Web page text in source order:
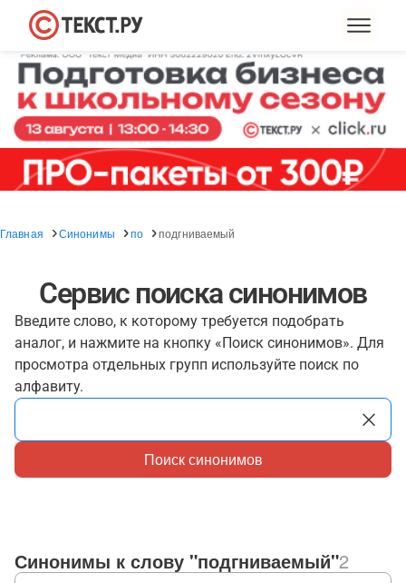
Главная Синонимы по подгниваемый
Сервис поиска синонимов
Введите слово, к которому требуется подобрать
аналог, и нажмите на кнопку «Поиск синонимов». Для
просмотра отдельных групп используйте поиск по
алфавиту.
Поиск синонимов
Синонимы к слову "подгниваемый"2